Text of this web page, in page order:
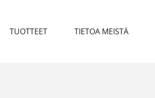
TUOTTEET TIETOA MEISTÄ